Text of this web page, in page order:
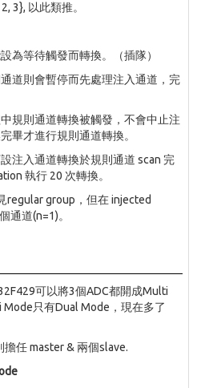
3}, 以此類推。
為等待觸發而轉換。（插隊）
道則會暫停而先處理注入通道，完
規則通道轉換被觸發，不會中止注
畢才進行規則通道轉換。
注入通道轉換於規則通道 scan 完
執行 20 次轉換。
regular group，但在 injected
通道(n=1)。
可以將3個ADC都開成Multi
只有Dual Mode，現在多了
擔任 master & 兩個slave.